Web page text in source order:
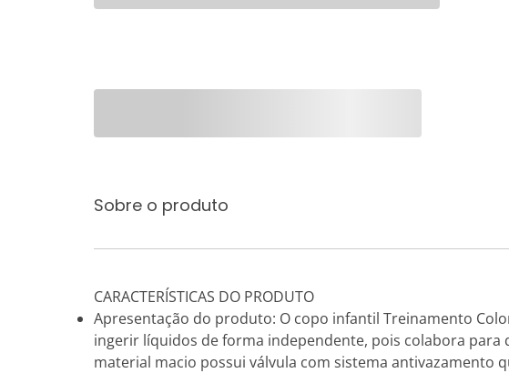
Sobre o produto
CARACTERÍSTICAS DO PRODUTO
Apresentação do produto: O copo infantil Treinamento
ingerir líquidos de forma independente, pois colabora
material macio possui válvula com sistema antivazamento